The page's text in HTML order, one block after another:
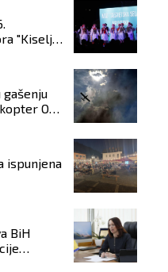
"Kiseljak
gašenju
OS-
ispunjena
BiH